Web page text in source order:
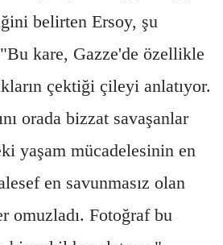
belirten Ersoy, şu
kare, Gazze'de özellikle
çektiği çileyi anlatıyor.
orada bizzat savaşanlar
yaşam mücadelesinin en
en savunmasız olan
omuzladı. Fotoğraf bu